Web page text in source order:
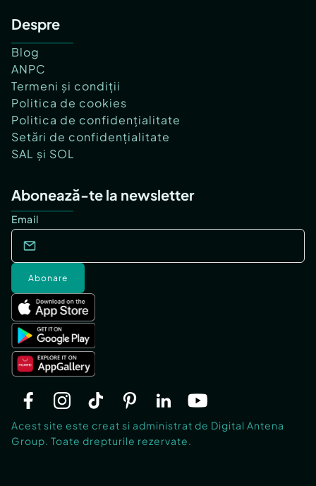
Despre
Blog
ANPC
Termeni și condiții
Politica de cookies
Politica de confidențialitate
Setări de confidențialitate
SAL și SOL
Abonează-te la newsletter
Email
Abonare
Acest site este creat si administrat de Digital Antena
Group. Toate drepturile rezervate.